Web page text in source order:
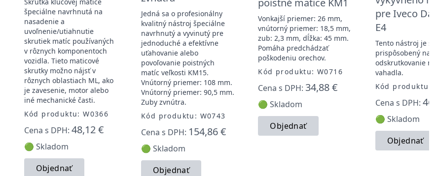
špeciálne navrhnutá na
nasadenie a
uvoľnenie/utiahnutie
skrutiek matíc používaných
v rôznych komponentoch
vozidla. Tieto maticové
skrutky možno nájsť v
rôznych oblastiach ML, ako
je zavesenie, motor alebo
iné mechanické časti.
Kód produktu: W0366
Cena s DPH: 48,12 €
🟢 Skladom
Objednať
Jedná sa o profesionálny
kvalitný nástroj špeciálne
navrhnutý a vyvinutý pre
jednoduché a efektívne
uťahovanie alebo
povoľovanie poistných
matíc veľkosti KM15.
Vnútorný priemer: 108 mm.
Vnútorný priemer: 90,5 mm.
Zuby zvnútra.
Kód produktu: W0743
Cena s DPH: 154,86 €
🟢 Skladom
Objednať
Vonkajší priemer: 26 mm,
vnútorný priemer: 18,5 mm,
zub: 2,3 mm, dĺžka: 45 mm.
Pomáha predchádzať
poškodeniu orechov.
Kód produktu: W0716
Cena s DPH: 34,88 €
🟢 Skladom
Objednať
pre Iveco
E4
Tento nástroj je
prispôsobený na
odskrutkovanie
vahadla.
Kód produktu:
Cena s DPH:
🟢 Skladom
Objednať